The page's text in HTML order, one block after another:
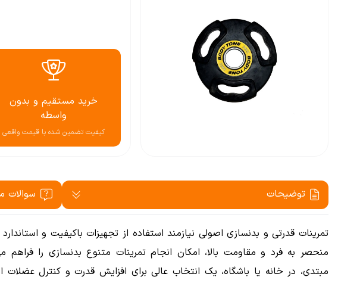
خريد مستقيم و بدون
واسطه
كيفيت تضمين شده با قيمت واقعى
توضیحات سوالات
تمرینات قدرتی و بدنسازی اصولی نیازمند استفاده از تجهیزات باکیفیت و
منحصر به فرد و مقاومت بالا، امکان انجام تمرینات متنوع بدنسازی را
مبتدی، در خانه یا باشگاه، یک انتخاب عالی برای افزایش قدرت و کنترل